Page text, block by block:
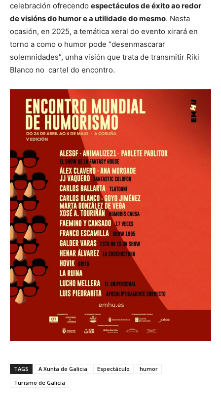
celebración ofrecendo espectáculos de éxito ao redor
de visións do humor e a utilidade do mesmo. Nesta
ocasión, en 2025, a temática xeral do evento xirará en
torno a como o humor pode “desenmascarar
solemnidades”, unha visión que trata de transmitir Riki
Blanco no cartel do encontro.
TAGS A Xunta de Galicia Espectáculo
humor
Turismo de Galicia